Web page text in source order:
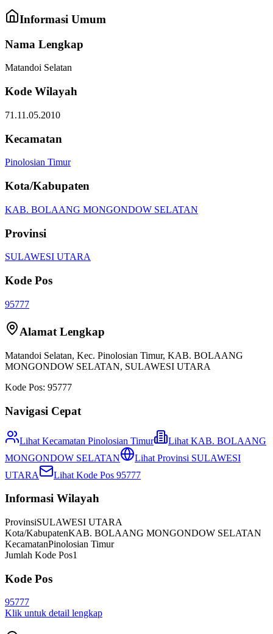
Informasi Umum
Nama Lengkap
Matandoi Selatan
Kode Wilayah
71.11.05.2010
Kecamatan
Pinolosian Timur
Kota/Kabupaten
KAB. BOLAANG MONGONDOW SELATAN
Provinsi
SULAWESI UTARA
Kode Pos
95777
Alamat Lengkap
Matandoi Selatan, Kec. Pinolosian Timur, KAB. BOLAANG
MONGONDOW SELATAN, SULAWESI UTARA
Kode Pos: 95777
Navigasi Cepat
Lihat Kecamatan Pinolosian Timur Lihat KAB. BOLAANG
MONGONDOW SELATAN
Lihat Provinsi SULAWESI
UTARA
Lihat Kode Pos 95777
Informasi Wilayah
ProvinsiSULAWESI UTARA
Kota/KabupatenKAB. BOLAANG MONGONDOW SELATAN
KecamatanPinolosian Timur
Jumlah Kode Pos1
Kode Pos
95777
Klik untuk detail lengkap